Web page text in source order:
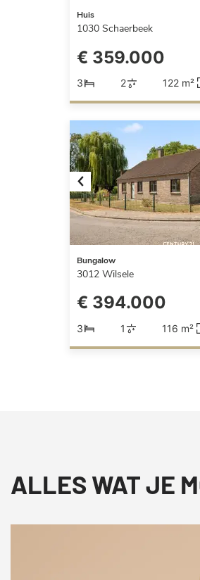
Huis
1030 Schaerbeek
€ 359.000
3 2 122 m²
Previous
Bungalow
3012 Wilsele
€ 394.000
3 1 116 m²
ALLES WAT JE